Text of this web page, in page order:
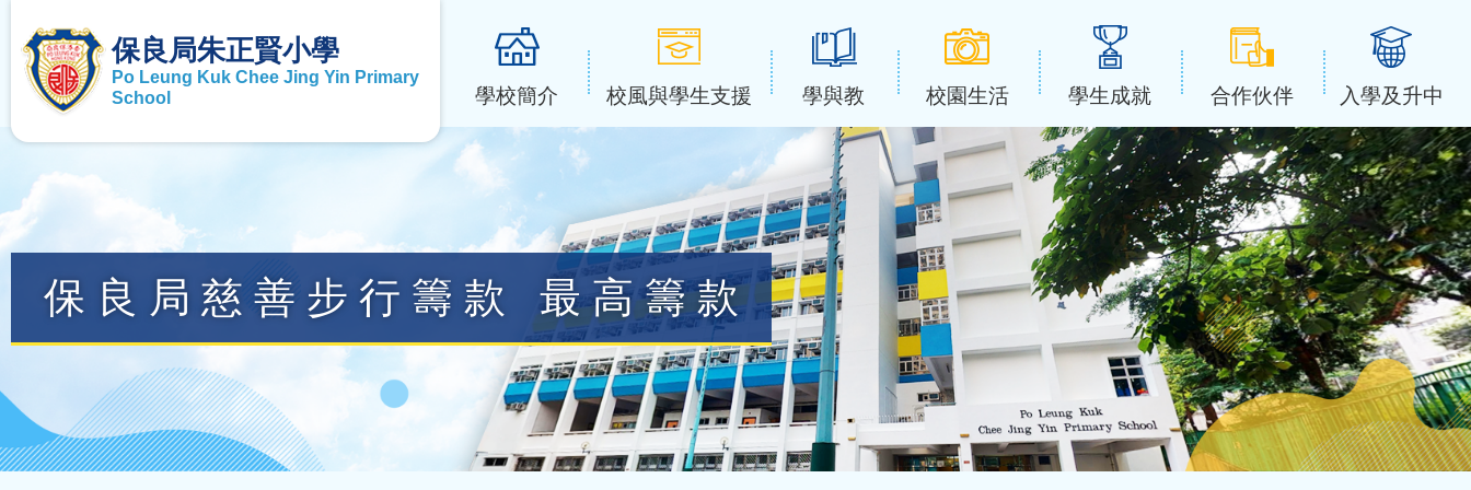
保良局朱正賢小學
Po Leung Kuk Chee Jing Yin Primary
School
學校簡介 校風與學生支援 學與教 校園生活 學生成就 合作伙伴 入學及升中
保良局慈善步行籌款 最高籌款